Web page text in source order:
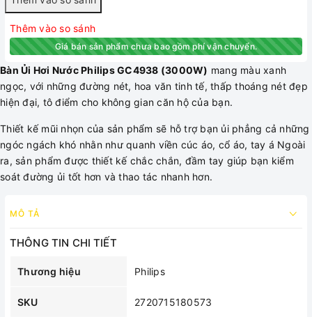
Thêm vào so sánh
Giá bán sản phẩm chưa bao gồm phí vận chuyển.
Bàn Ủi Hơi Nước Philips GC4938 (3000W) mang màu xanh
ngọc, với những đường nét, hoa văn tinh tế, thấp thoáng nét đẹp
hiện đại, tô điểm cho không gian căn hộ của bạn.
Thiết kế mũi nhọn của sản phẩm sẽ hỗ trợ bạn ủi phẳng cả những
ngóc ngách khó nhằn như quanh viền cúc áo, cổ áo, tay á Ngoài
ra, sản phẩm được thiết kế chắc chắn, đầm tay giúp bạn kiểm
soát đường ủi tốt hơn và thao tác nhanh hơn.
MÔ TẢ
THÔNG TIN CHI TIẾT
Thương hiệu Philips
SKU 2720715180573